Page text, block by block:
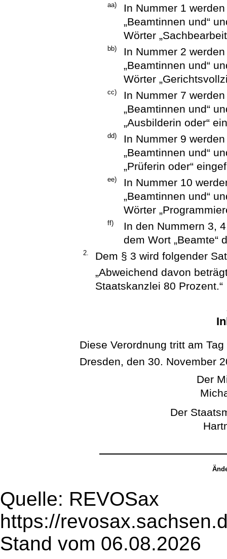
aa)
In Nummer 1
„Beamtinnen und“
Wörter
bb)
In Nummer 2
„Beamtinnen und“
Wörter
cc)
In Nummer 7
„Beamtinnen und“
„Ausbilderin oder“
dd)
In Nummer 9
„Beamtinnen und“
„Prüferin oder“
ee)
In Nummer 10
„Beamtinnen und“
Wörter
ff)
In den Nummern 3,
dem Wort „Beamte“
2.
Dem § 3 wird folgender
„Abweichend davon
Staatskanzlei 80 Prozent.“
Diese Verordnung tritt am
Dresden, den 30. November
Der
Der
Quelle: REVOSax
https://
Stand vom 06.08.2026